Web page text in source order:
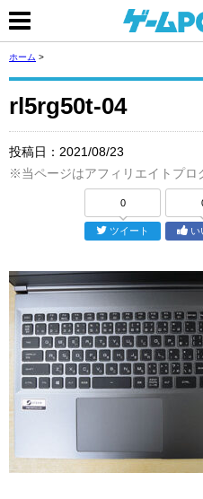
ホーム >
rl5rg50t-04
投稿日： 2021/08/23
※当ページはアフィリエイトプロ
0
ツイート い